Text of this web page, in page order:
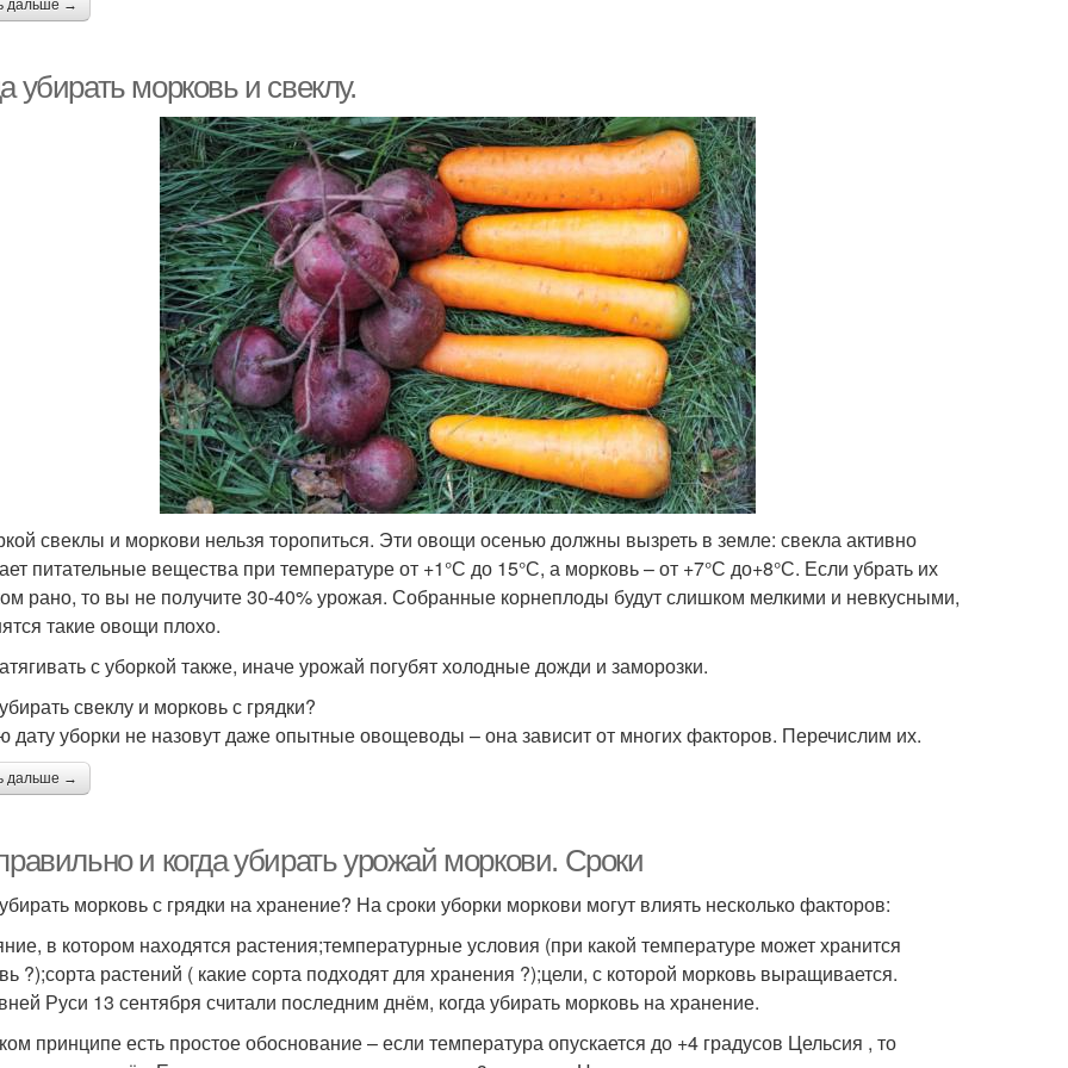
дальше →
убирать морковь и свеклу.
свеклы и моркови нельзя торопиться. Эти овощи осенью должны вызреть в земле: свекла активно
питательные вещества при температуре от +1°С до 15°С, а морковь – от +7°С до+8°С. Если убрать их
рано, то вы не получите 30-40% урожая. Собранные корнеплоды будут слишком мелкими и невкусными,
такие овощи плохо.
с уборкой также, иначе урожай погубят холодные дожди и заморозки.
свеклу и морковь с грядки?
дату уборки не назовут даже опытные овощеводы – она зависит от многих факторов. Перечислим их.
дальше →
и когда убирать урожай моркови. Сроки
морковь с грядки на хранение? На сроки уборки моркови могут влиять несколько факторов:
в котором находятся растения;температурные условия (при какой температуре может хранится
?);сорта растений ( какие сорта подходят для хранения ?);цели, с которой морковь выращивается.
Руси 13 сентября считали последним днём, когда убирать морковь на хранение.
принципе есть простое обоснование – если температура опускается до +4 градусов Цельсия , то